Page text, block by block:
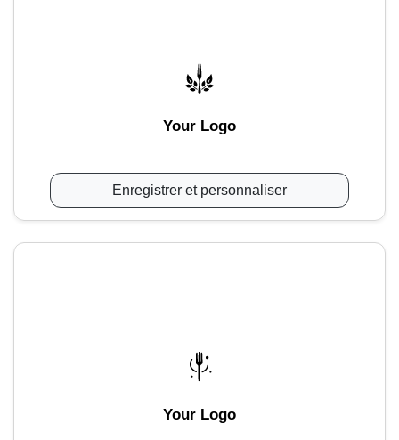
Your Logo
Enregistrer et personnaliser
Your Logo